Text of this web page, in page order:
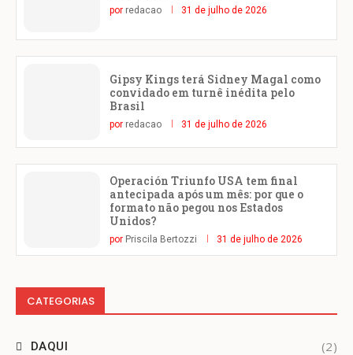
por redacao 31 de julho de 2026
Gipsy Kings terá Sidney Magal como
convidado em turnê inédita pelo
Brasil
por redacao 31 de julho de 2026
Operación Triunfo USA tem final
antecipada após um mês: por que o
formato não pegou nos Estados
Unidos?
por Priscila Bertozzi 31 de julho de 2026
CATEGORIAS
DAQUI (2)